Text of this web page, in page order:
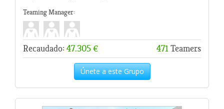
Teaming Manager:
Recaudado: 47.305 € 471Teamers
Únete a este Grupo